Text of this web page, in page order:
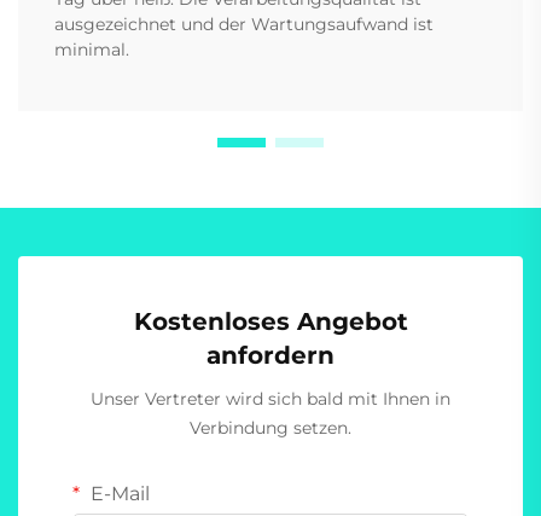
ausgezeichnet und der Wartungsaufwand ist
minimal.
Kostenloses Angebot
anfordern
Unser Vertreter wird sich bald mit Ihnen in
Verbindung setzen.
E-Mail